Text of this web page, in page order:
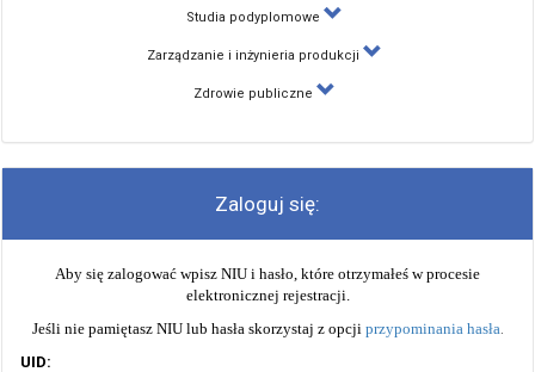
Studia podyplomowe
Zarządzanie i inżynieria produkcji
Zdrowie publiczne
Zaloguj się:
Aby się zalogować wpisz NIU i hasło, które otrzymałeś w procesie
elektronicznej rejestracji.
Jeśli nie pamiętasz NIU lub hasła skorzystaj z opcji przypominania hasła.
UID: